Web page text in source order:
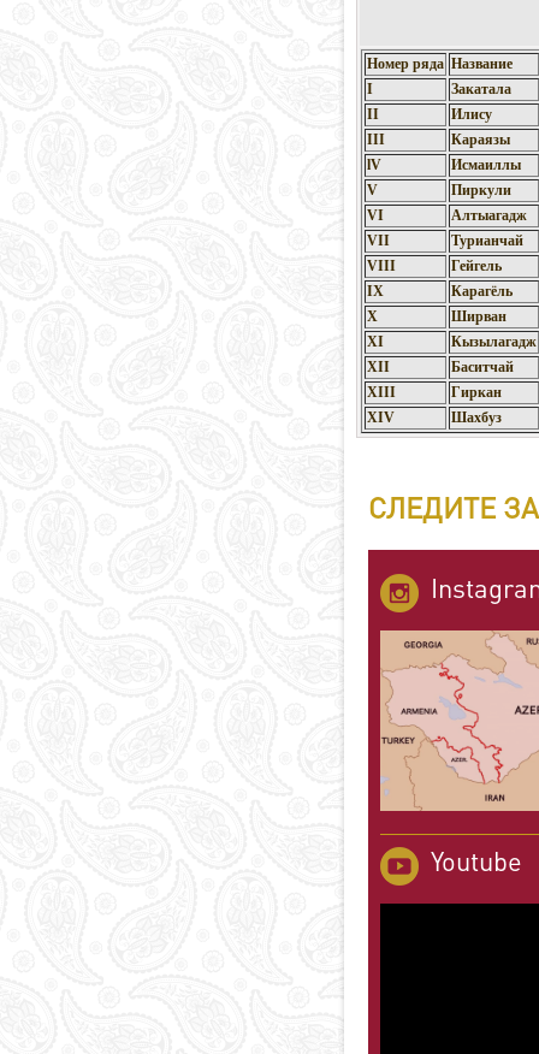
Номер ряда Название
I
Закатала
II
Илису
III
Караязы
lV
Исмаиллы
V
Пиркули
VI
Алтыагадж
VII
Турианчай
VIII
Гейгель
IX
Карагёль
X
Ширван
XI
Кызылагадж
XII
Баситчай
XIII
Гиркан
XIV
Шахбуз
СЛЕДИТЕ
Youtube